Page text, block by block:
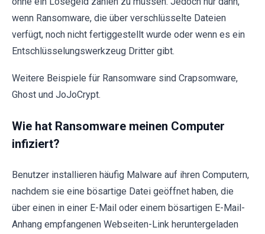
wenn Ransomware, die über verschlüsselte Dateien
verfügt, noch nicht fertiggestellt wurde oder wenn es ein
Entschlüsselungswerkzeug Dritter gibt.
Weitere Beispiele für Ransomware sind Crapsomware,
Ghost und JoJoCrypt.
Wie hat Ransomware meinen Computer
infiziert?
Benutzer installieren häufig Malware auf ihren Computern,
nachdem sie eine bösartige Datei geöffnet haben, die
über einen in einer E-Mail oder einem bösartigen E-Mail-
Anhang empfangenen Webseiten-Link heruntergeladen